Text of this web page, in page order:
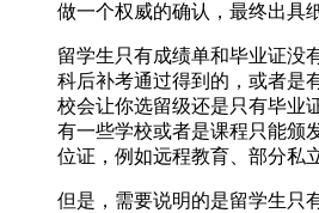
做一个权威的确认，最终出具
留学生只有成绩单和毕业证没
科后补考通过得到的，或者是
校会让你选留级还是只有毕业
有一些学校或者是课程只能颁
位证，例如远程教育、部分私
但是，需要说明的是留学生只